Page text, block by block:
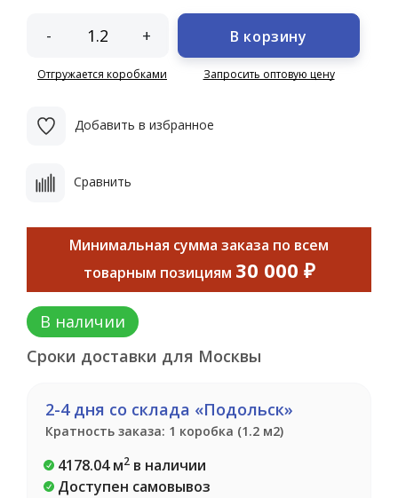
- +
Отгружается коробками
В корзину
Запросить оптовую цену
Добавить в избранное
Сравнить
Минимальная сумма заказа по всем
товарным позициям 30 000 ₽
В наличии
Сроки доставки для Москвы
2-4 дня со склада «Подольск»
Кратность заказа: 1 коробка (1.2 м2)
4178.04 м2 в наличии
Доступен самовывоз